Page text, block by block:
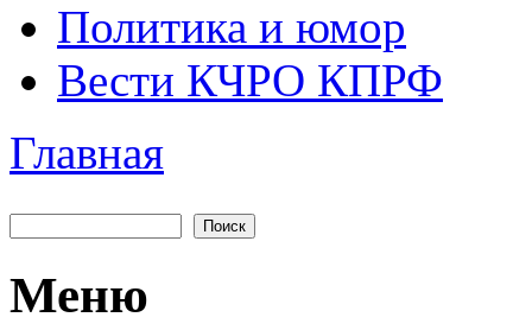
Политика и юмор
Вести КЧРО КПРФ
Вы здесь
Главная
Форма поиска
Меню